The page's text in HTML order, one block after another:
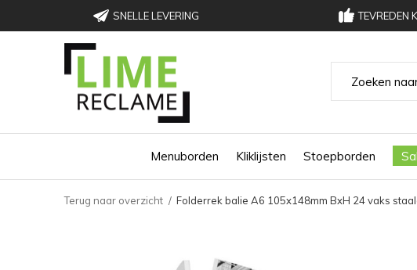
SNELLE LEVERING TEVREDEN
Menuborden Kliklijsten Stoepborden
Terug naar overzicht Folderrek balie A6 105x148mm BxH 24 vaks